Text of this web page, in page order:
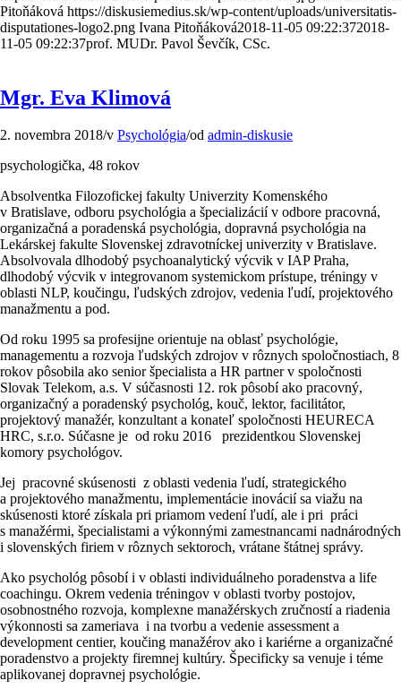
Pitoňáková https://diskusiemedius.sk/wp-content/uploads/universitatis-
disputationes-logo2.png Ivana Pitoňáková2018-11-05 09:22:372018-
11-05 09:22:37prof. MUDr. Pavol Ševčík, CSc.
Mgr. Eva Klimová
2. novembra 2018/v Psychológia/od admin-diskusie
psychologička, 48 rokov
Absolventka Filozofickej fakulty Univerzity Komenského
v Bratislave, odboru psychológia a špecializácií v odbore pracovná,
organizačná a poradenská psychológia, dopravná psychológia na
Lekárskej fakulte Slovenskej zdravotníckej univerzity v Bratislave.
Absolvovala dlhodobý psychoanalytický výcvik v IAP Praha,
dlhodobý výcvik v integrovanom systemickom prístupe, tréningy v
oblasti NLP, koučingu, ľudských zdrojov, vedenia ľudí, projektového
manažmentu a pod.
Od roku 1995 sa profesijne orientuje na oblasť psychológie,
managementu a rozvoja ľudských zdrojov v rôznych spoločnostiach, 8
rokov pôsobila ako senior špecialista a HR partner v spoločnosti
Slovak Telekom, a.s. V súčasnosti 12. rok pôsobí ako pracovný,
organizačný a poradenský psychológ, kouč, lektor, facilitátor,
projektový manažér, konzultant a konateľ spoločnosti HEURECA
HRC, s.r.o. Súčasne je od roku 2016 prezidentkou Slovenskej
komory psychológov.
Jej pracovné skúsenosti z oblasti vedenia ľudí, strategického
a projektového manažmentu, implementácie inovácií sa viažu na
skúsenosti ktoré získala pri priamom vedení ľudí, ale i pri práci
s manažérmi, špecialistami a výkonnými zamestnancami nadnárodných
i slovenských firiem v rôznych sektoroch, vrátane štátnej správy.
Ako psychológ pôsobí i v oblasti individuálneho poradenstva a life
coachingu. Okrem vedenia tréningov v oblasti tvorby postojov,
osobnostného rozvoja, komplexne manažérskych zručností a riadenia
výkonnosti sa zameriava i na tvorbu a vedenie assessment a
development centier, koučing manažérov ako i kariérne a organizačné
poradenstvo a projekty firemnej kultúry. Špecificky sa venuje i téme
aplikovanej dopravnej psychológie.